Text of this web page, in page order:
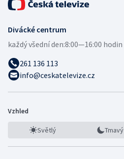
Divácké centrum
každý všední den:8:00—16:00 hodin
261 136 113
info@ceskatelevize.cz
Vzhled
Světlý Tmavý